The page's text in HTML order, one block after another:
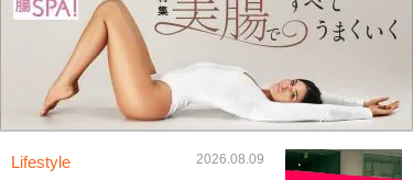
Lifestyle 2026.08.09